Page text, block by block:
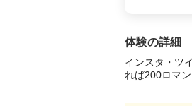
体験の詳細
インスタ・ツ
れば200ロマ